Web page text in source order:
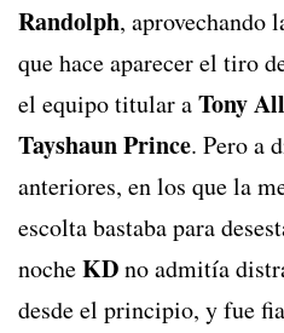
Randolph, aprovechando
que hace aparecer el tiro
el equipo titular aTony
Tayshaun Prince. Pero a
anteriores, en los que la
escolta bastaba para
nocheKDno admitía
desde el principio, y fue